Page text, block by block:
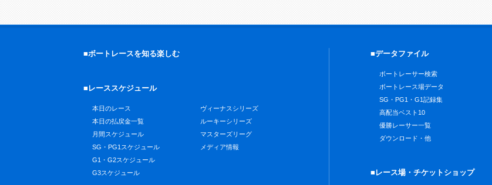
■ボートレースを知る楽しむ
■レーススケジュール
本日のレース
本日の払戻金一覧
月間スケジュール
SG・PG1スケジュール
G1・G2スケジュール
G3スケジュール
ヴィーナスシリーズ
ルーキーシリーズ
マスターズリーグ
メディア情報
■データファイル
ボートレーサー検索
ボートレース場データ
SG・PG1・G1記録集
高配当ベスト10
優勝レーサー一覧
ダウンロード・他
■レース場・チケットショップ